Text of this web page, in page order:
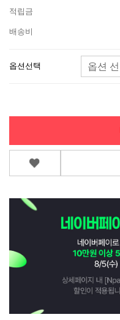
적립금
배송비
옵션선택